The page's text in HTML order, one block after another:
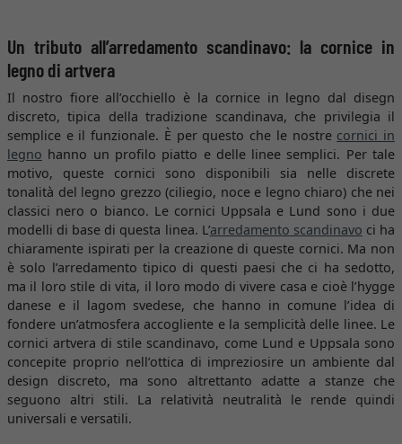
Un tributo all’arredamento scandinavo: la cornice in
legno di artvera
Il nostro fiore all’occhiello è la cornice in legno dal disegn
discreto, tipica della tradizione scandinava, che privilegia il
semplice e il funzionale. È per questo che le nostre cornici in
legno hanno un profilo piatto e delle linee semplici. Per tale
motivo, queste cornici sono disponibili sia nelle discrete
tonalità del legno grezzo (ciliegio, noce e legno chiaro) che nei
classici nero o bianco. Le cornici Uppsala e Lund sono i due
modelli di base di questa linea. L’arredamento scandinavo ci ha
chiaramente ispirati per la creazione di queste cornici. Ma non
è solo l’arredamento tipico di questi paesi che ci ha sedotto,
ma il loro stile di vita, il loro modo di vivere casa e cioè l’hygge
danese e il lagom svedese, che hanno in comune l’idea di
fondere un’atmosfera accogliente e la semplicità delle linee. Le
cornici artvera di stile scandinavo, come Lund e Uppsala sono
concepite proprio nell’ottica di impreziosire un ambiente dal
design discreto, ma sono altrettanto adatte a stanze che
seguono altri stili. La relatività neutralità le rende quindi
universali e versatili.